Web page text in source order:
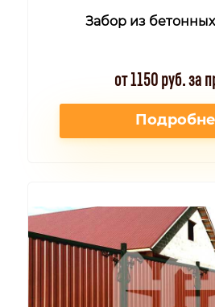
Забор из
от 1150 руб. за